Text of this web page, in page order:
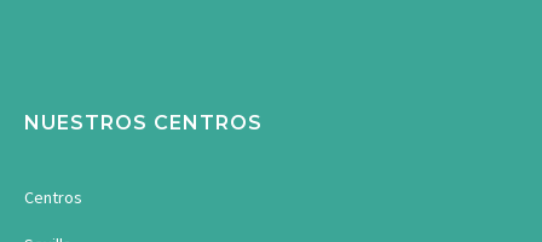
NUESTROS CENTROS
Centros